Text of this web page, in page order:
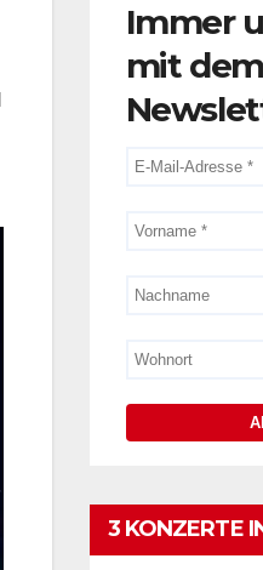
Immer
mit
3 KONZERTE